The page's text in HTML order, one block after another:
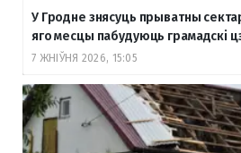
У Гродне знясуць прыватны
яго месцы пабудуюць грамадскі
7 ЖНІЎНЯ 2026, 15:05